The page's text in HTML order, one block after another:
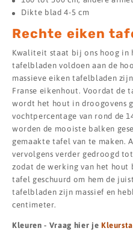
Dikte blad 4-5 cm
Rechte eiken
Kwaliteit staat bij ons hoog in
tafelbladen voldoen aan de
massieve eiken tafelbladen
Franse eikenhout. Voordat de
wordt het hout in droogovens
vochtpercentage van rond de
worden de mooiste balken
gemaakte tafel van te maken.
vervolgens verder gedroogd
zodat de werking van het
tafel geschuurd om hem de
tafelbladen zijn massief en
centimeter.
Kleuren - Vraag hier je